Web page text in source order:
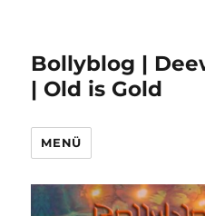
Bollyblog |
| Old is Gold
MENÜ